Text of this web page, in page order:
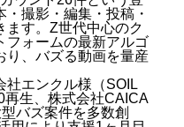
撮影・編集・投稿・
ます。Z世代中心のク
フォームの最新アルゴ
り、バズる動画を量産
社エンクル様（SOIL
生、株式会社CAICA
バズ案件を多数創